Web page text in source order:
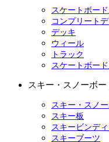
スケートボー
コンプリート
デッキ
ウィール
トラック
スケートボー
スキー・スノーボー
スキー・スノ
スキー板
スキービンデ
スキーブーツ